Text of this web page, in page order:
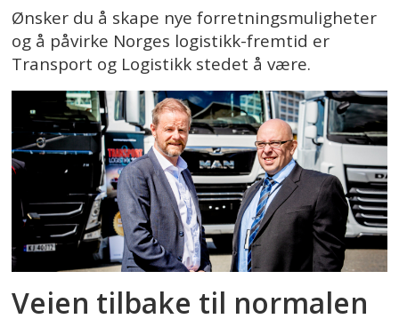
Ønsker du å skape nye forretningsmuligheter
og å påvirke Norges logistikk-fremtid er
Transport og Logistikk stedet å være.
Veien tilbake til normalen